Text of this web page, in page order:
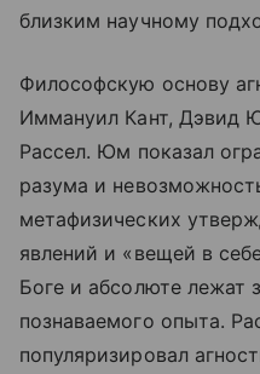
близким научному
Философскую основу
Иммануил Кант, Дэвид
Рассел. Юм показал
разума и
метафизических
явлений и «вещей в
Боге и абсолюте лежат
познаваемого опыта.
популяризировал